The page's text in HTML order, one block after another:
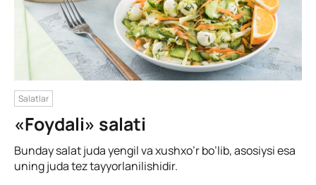
Salatlar
«Foydali» salati
Bunday salat juda yengil va xushxo’r bo’lib, asosiysi esa
uning juda tez tayyorlanilishidir.